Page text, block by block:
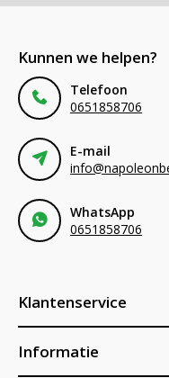
Kunnen we helpen?
Telefoon
0651858706
E-mail
WhatsApp
0651858706
Klantenservice
Informatie